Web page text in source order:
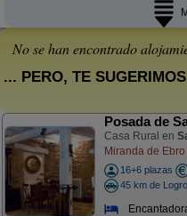
No se han encontrado
... PERO, TE
Posada de
Casa Rural en
Miranda de
16+6 plazas
45 km de